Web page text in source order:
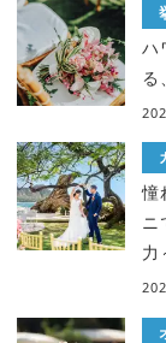
ハ
る
憧
ニ
力